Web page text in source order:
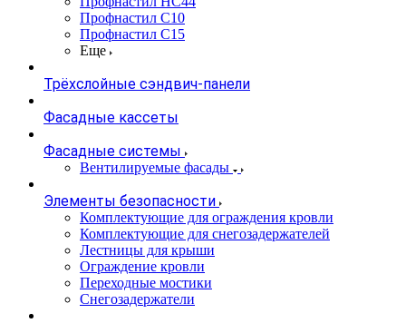
Профнастил С10
Профнастил С15
Еще
Трёхслойные сэндвич-панели
Фасадные кассеты
Фасадные системы
Вентилируемые фасады
Элементы безопасности
Комплектующие для ограждения кровли
Комплектующие для снегозадержателей
Лестницы для крыши
Ограждение кровли
Переходные мостики
Снегозадержатели